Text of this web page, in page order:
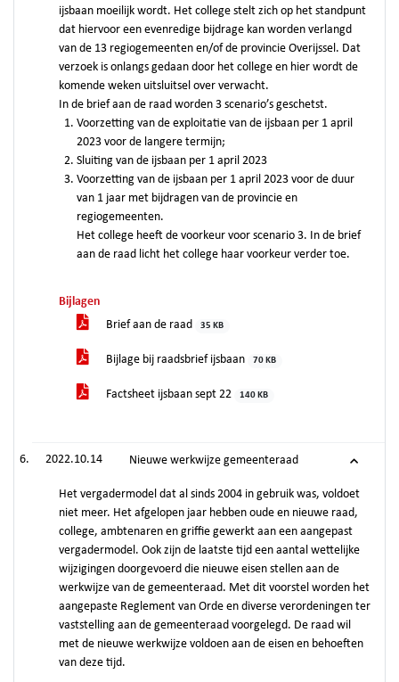
ijsbaan moeilijk wordt. Het college stelt zich op het standpunt
dat hiervoor een evenredige bijdrage kan worden verlangd
van de 13 regiogemeenten en/of de provincie Overijssel. Dat
verzoek is onlangs gedaan door het college en hier wordt de
komende weken uitsluitsel over verwacht.
In de brief aan de raad worden 3 scenario’s geschetst.
Voorzetting van de exploitatie van de ijsbaan per 1 april
2023 voor de langere termijn;
Sluiting van de ijsbaan per 1 april 2023
Voorzetting van de ijsbaan per 1 april 2023 voor de duur
van 1 jaar met bijdragen van de provincie en
regiogemeenten.
Het college heeft de voorkeur voor scenario 3. In de brief
aan de raad licht het college haar voorkeur verder toe.
Bijlagen
Brief aan de raad
35 KB
Bijlage bij raadsbrief ijsbaan 70 KB
Factsheet ijsbaan sept 22 140 KB
2022.10.14 Nieuwe werkwijze gemeenteraad
Het vergadermodel dat al sinds 2004 in gebruik was, voldoet
niet meer. Het afgelopen jaar hebben oude en nieuwe raad,
college, ambtenaren en griffie gewerkt aan een aangepast
vergadermodel. Ook zijn de laatste tijd een aantal wettelijke
wijzigingen doorgevoerd die nieuwe eisen stellen aan de
werkwijze van de gemeenteraad. Met dit voorstel worden het
aangepaste Reglement van Orde en diverse verordeningen ter
vaststelling aan de gemeenteraad voorgelegd. De raad wil
met de nieuwe werkwijze voldoen aan de eisen en behoeften
van deze tijd.